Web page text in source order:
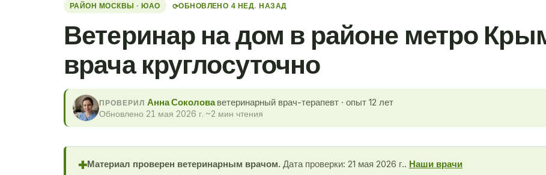
РАЙОН МОСКВЫ · ЮАО ⟳ОБНОВЛЕНО 4 НЕД. НАЗАД
Ветеринар на дом в районе метро
врача круглосуточно
ПРОВЕРИЛ Анна Соколоваветеринарный врач-терапевт · опыт 12 лет
Обновлено 21 мая 2026 г. ~2 мин чтения
✚Материал проверен ветеринарным врачом. Дата проверки: 21 мая 2026 г.. Наши врачи